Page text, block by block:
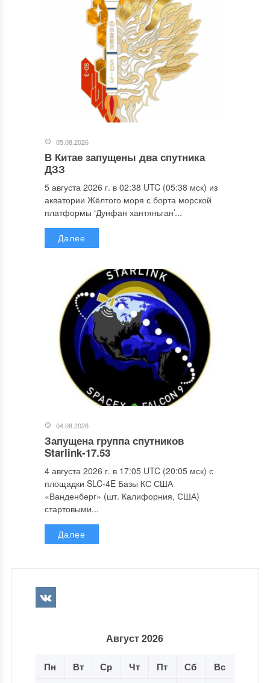
05.08.2026
В Китае запущены два спутника
ДЗЗ
5 августа 2026 г. в 02:38 UTC (05:38 мск) из
акватории Жёлтого моря с борта морской
платформы ‘Дунфан хантяньган’...
Далее
04.08.2026
Запущена группа спутников
Starlink-17.53
4 августа 2026 г. в 17:05 UTC (20:05 мск) с
площадки SLC-4E Базы КС США
«Ванденберг» (шт. Калифорния, США)
стартовыми...
Далее
Август 2026
Пн Вт Ср Чт Пт Сб Вс